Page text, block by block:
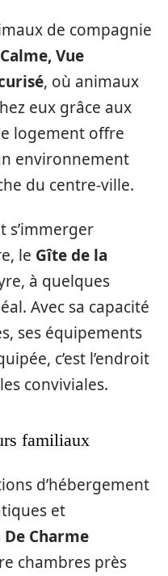
de compagnie
Vue
, où animaux
eux grâce aux
logement offre
environnement
du centre-ville.
s’immerger
le Gîte de la
à quelques
Avec sa capacité
ses équipements
c’est l’endroit
conviviales.
familiaux
d’hébergement
et
Charme
chambres près